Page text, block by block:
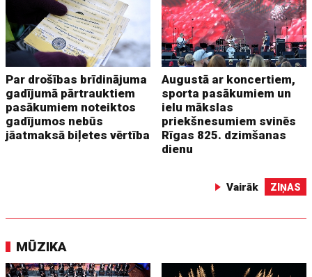
Par drošības brīdinājuma
gadījumā pārtrauktiem
pasākumiem noteiktos
gadījumos nebūs
jāatmaksā biļetes vērtība
Augustā ar koncertiem,
sporta pasākumiem un
ielu mākslas
priekšnesumiem svinēs
Rīgas 825. dzimšanas
dienu
Vairāk ZIŅAS
MŪZIKA